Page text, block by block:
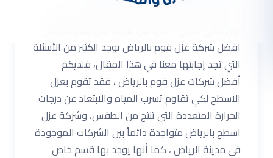
افضل شركة عزل فوم بالرياض يوجد الكثير من الأسئلة
التي تجد إجابتها معنا في هذا المقال، فلديكم
أفضل شركات عزل فوم بالرياض ، فقد تقوم بعزل
الاسطح لكي تقاوم تسرب المياه والابتعاد عن درجات
الحرارة المتعددة التي تنتج من الطقس، وشركة عزل
اسطح بالرياض متواجدة دائماً بين الشركات الموجودة
في مدينة الرياض ، كما أنها يوجد بها قسم خاص